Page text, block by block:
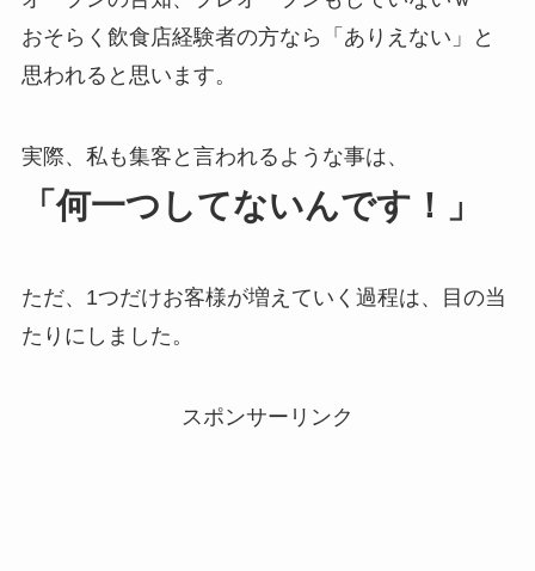
おそらく飲食店経験者の方なら「ありえない」と
思われると思います。
実際、私も集客と言われるような事は、
「何一つしてないんです！」
ただ、1つだけお客様が増えていく過程は、目の当
たりにしました。
スポンサーリンク